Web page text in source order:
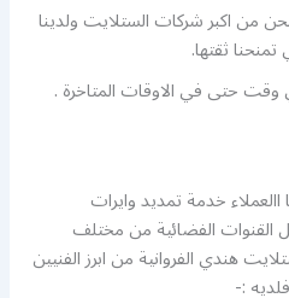
من اكبر شركات الستلايت ولدينا
ثقتها.
حتى في الاوقات المتاخرة .
خدمة تمديد وايرات
القنوات الفضائية من مختلف
هندي الفروانية من ابرز الفنيين
:-